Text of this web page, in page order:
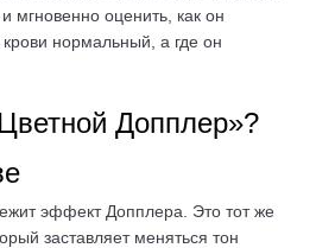
мгновенно оценить, как он
крови нормальный, а где он
Допплер»?
эффект Допплера. Это тот же
заставляет меняться тон